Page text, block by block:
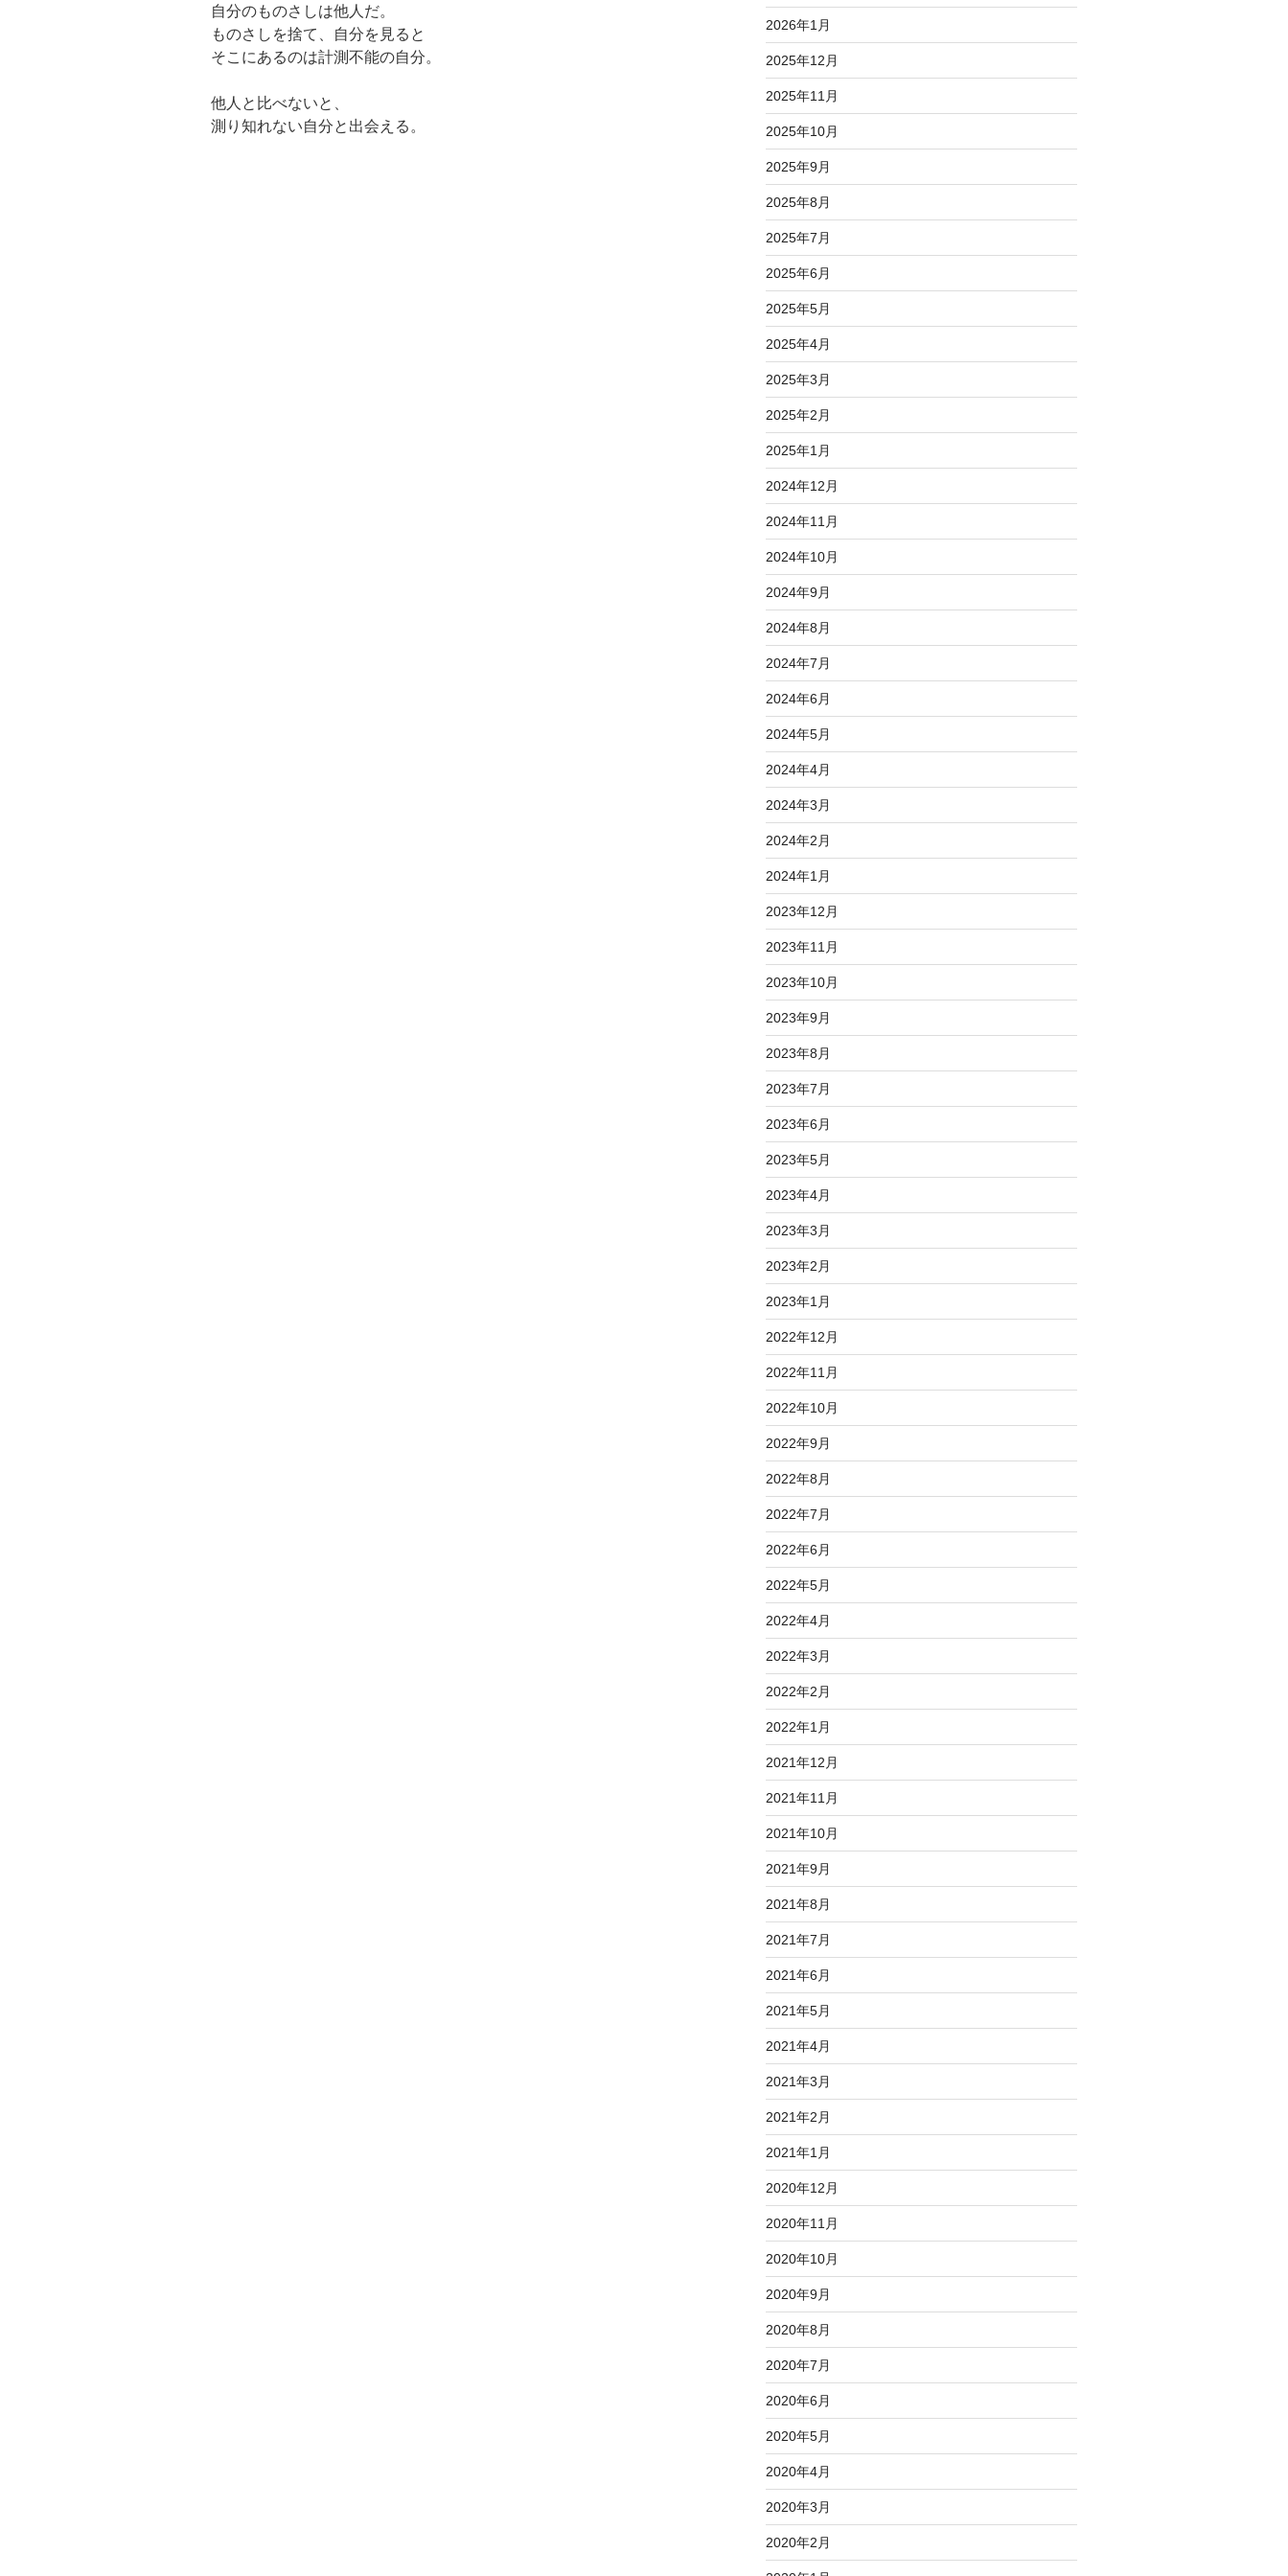
自分のものさしは他人だ。
ものさしを捨て、自分を見ると
そこにあるのは計測不能の自分。
他人と比べないと、
測り知れない自分と出会える。
2026年1月
2025年12月
2025年11月
2025年10月
2025年9月
2025年8月
2025年7月
2025年6月
2025年5月
2025年4月
2025年3月
2025年2月
2025年1月
2024年12月
2024年11月
2024年10月
2024年9月
2024年8月
2024年7月
2024年6月
2024年5月
2024年4月
2024年3月
2024年2月
2024年1月
2023年12月
2023年11月
2023年10月
2023年9月
2023年8月
2023年7月
2023年6月
2023年5月
2023年4月
2023年3月
2023年2月
2023年1月
2022年12月
2022年11月
2022年10月
2022年9月
2022年8月
2022年7月
2022年6月
2022年5月
2022年4月
2022年3月
2022年2月
2022年1月
2021年12月
2021年11月
2021年10月
2021年9月
2021年8月
2021年7月
2021年6月
2021年5月
2021年4月
2021年3月
2021年2月
2021年1月
2020年12月
2020年11月
2020年10月
2020年9月
2020年8月
2020年7月
2020年6月
2020年5月
2020年4月
2020年3月
2020年2月